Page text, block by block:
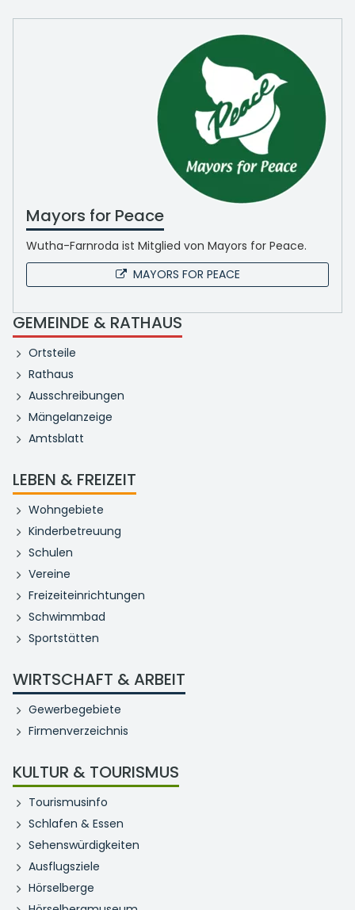
Mayors for Peace
Wutha-Farnroda ist Mitglied von Mayors for Peace.
MAYORS FOR PEACE
GEMEINDE & RATHAUS
Ortsteile
Rathaus
Ausschreibungen
Mängelanzeige
Amtsblatt
LEBEN & FREIZEIT
Wohngebiete
Kinderbetreuung
Schulen
Vereine
Freizeiteinrichtungen
Schwimmbad
Sportstätten
WIRTSCHAFT & ARBEIT
Gewerbegebiete
Firmenverzeichnis
KULTUR & TOURISMUS
Tourismusinfo
Schlafen & Essen
Sehenswürdigkeiten
Ausflugsziele
Hörselberge